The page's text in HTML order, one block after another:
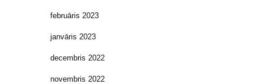
februāris 2023
janvāris 2023
decembris 2022
novembris 2022